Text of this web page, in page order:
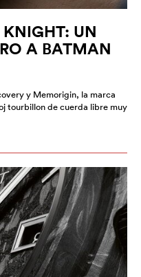
KNIGHT: UN
A BATMAN
y Memorigin, la marca
tourbillon de cuerda libre muy